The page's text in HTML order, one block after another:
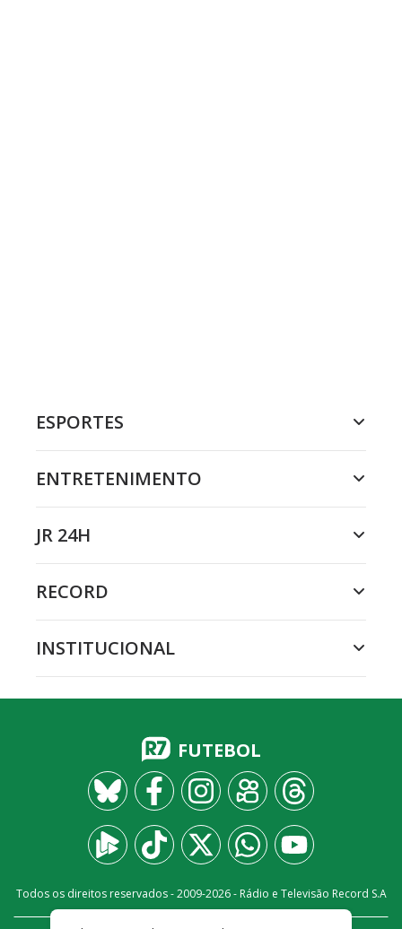
ESPORTES
ENTRETENIMENTO
JR 24H
RECORD
INSTITUCIONAL
FUTEBOL
Todos os direitos reservados - 2009-2026- Rádio e Televisão Record S.A